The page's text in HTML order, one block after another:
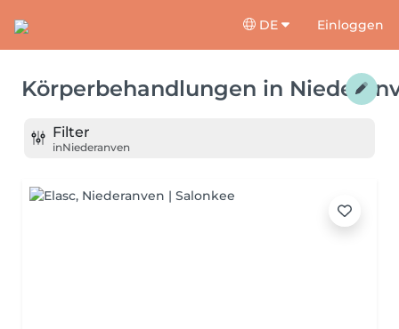
DE Einloggen
Körperbehandlungen in
Filter
inNiederanven